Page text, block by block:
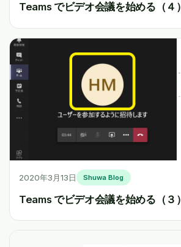
Teams でビデオ会議を始める（４）
2020年3月13日 Shuwa Blog
Teams でビデオ会議を始める（３）